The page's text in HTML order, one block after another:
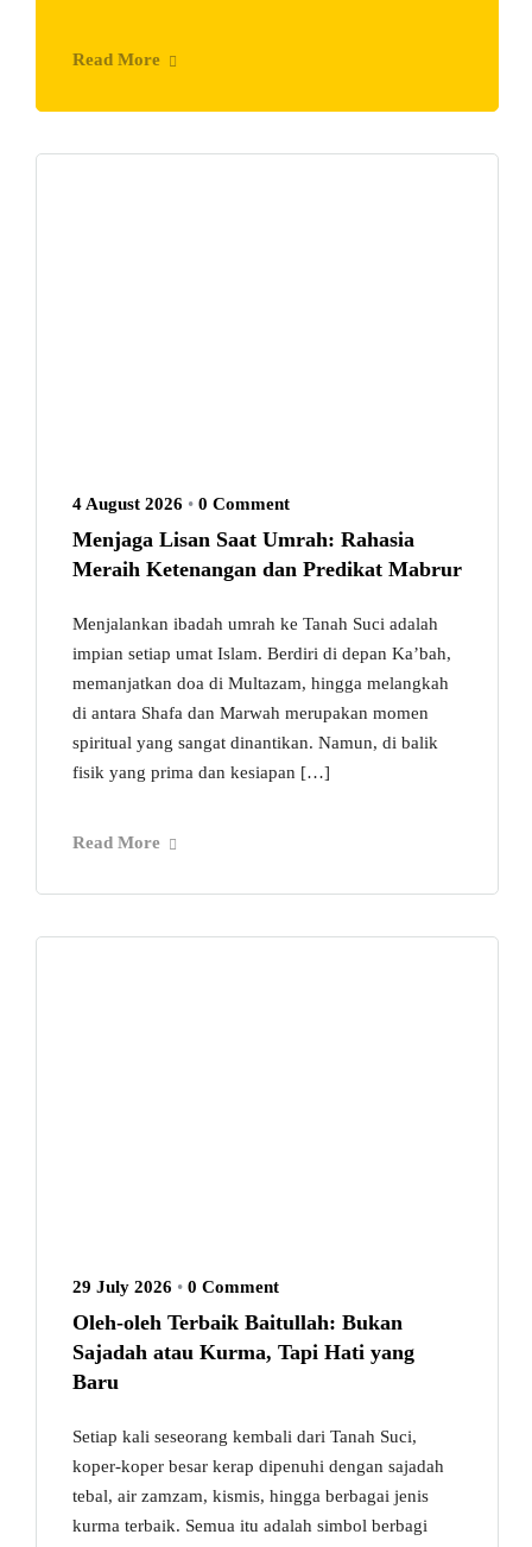
Read More
4 August 2026 • 0 Comment
Menjaga Lisan Saat Umrah: Rahasia
Meraih Ketenangan dan Predikat Mabrur
Menjalankan ibadah umrah ke Tanah Suci adalah
impian setiap umat Islam. Berdiri di depan Ka’bah,
memanjatkan doa di Multazam, hingga melangkah
di antara Shafa dan Marwah merupakan momen
spiritual yang sangat dinantikan. Namun, di balik
fisik yang prima dan kesiapan […]
Read More
29 July 2026 • 0 Comment
Oleh-oleh Terbaik Baitullah: Bukan
Sajadah atau Kurma, Tapi Hati yang
Baru
Setiap kali seseorang kembali dari Tanah Suci,
koper-koper besar kerap dipenuhi dengan sajadah
tebal, air zamzam, kismis, hingga berbagai jenis
kurma terbaik. Semua itu adalah simbol berbagi